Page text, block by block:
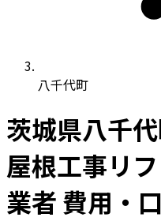
八千代町
茨城県八千
屋根工事リ
業者 費用・